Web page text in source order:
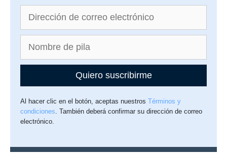
Quiero suscribirme
Al hacer clic en el botón, aceptas nuestrosTérminos y
condiciones. También deberá confirmar su dirección de correo
electrónico.